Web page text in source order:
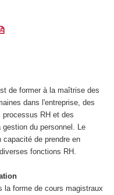
de former à la maîtrise des
dans l'entreprise, des
RH et des
du personnel. Le
de prendre en
fonctions RH.
la forme de cours magistraux